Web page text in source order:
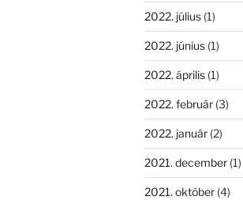
2022. július(1)
2022. június(1)
2022. április(1)
2022. február(3)
2022. január(2)
2021. december(1)
2021. október(4)